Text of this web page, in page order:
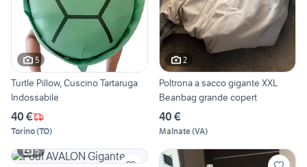
5
Turtle Pillow, Cuscino Tartaruga
Indossabile
40 €
Torino(TO)
2
Poltrona a sacco gigante XXL
Beanbag grande copert
40 €
Malnate(VA)
5